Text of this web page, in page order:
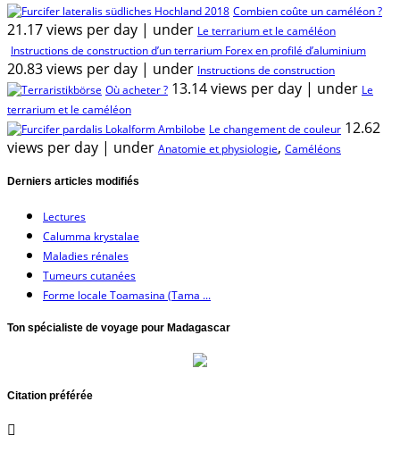
Combien coûte un caméléon ?
21.17 views per day | under Le terrarium et le caméléon
Instructions de construction d’un terrarium Forex en profilé d’aluminium
20.83 views per day | under Instructions de construction
Où acheter ? 13.14 views per day | under Le
terrarium et le caméléon
Le changement de couleur 12.62
views per day | under Anatomie et physiologie, Caméléons
Derniers articles modifiés
Lectures
Calumma krystalae
Maladies rénales
Tumeurs cutanées
Forme locale Toamasina (Tama ...
Ton spécialiste de voyage pour Madagascar
Citation préférée